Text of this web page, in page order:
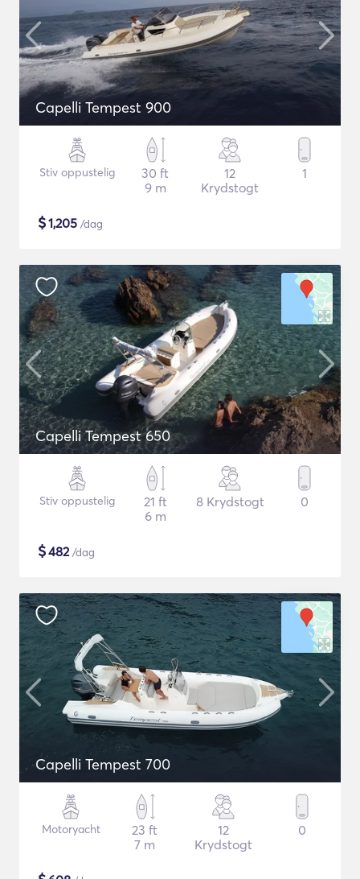
Capelli Tempest 900
Stiv oppustelig
30 ft
9 m
12
Krydstogt
1
$1,205 /dag
Capelli Tempest 650
Stiv oppustelig
21 ft
6 m
8 Krydstogt 0
$482/dag
Capelli Tempest 700
Motoryacht
23 ft
7 m
12
Krydstogt
0